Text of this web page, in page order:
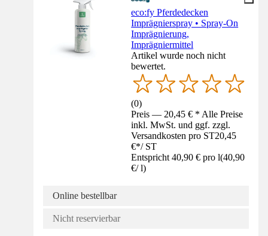
eco:fy Pferdedecken
Imprägnierspray • Spray-On
Imprägnierung,
Imprägniermittel
Artikel wurde noch nicht
bewertet.
(0)
Preis — 20,45 € * Alle Preise
inkl. MwSt. und ggf. zzgl.
Versandkosten pro ST20,45
€*/ ST
Entspricht 40,90 € pro l(40,90
€/ l)
Online bestellbar
Nicht reservierbar